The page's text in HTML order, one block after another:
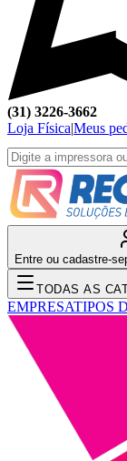
(31) 3226-3662
Loja Física|Meus
Entre ou cadastre-se
TODAS AS
EMPRESATIPOS